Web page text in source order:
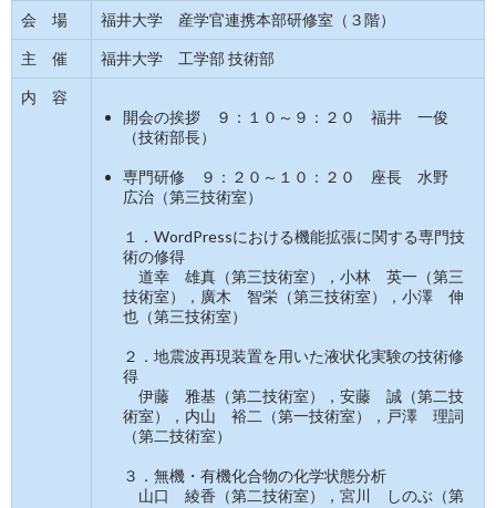
会 場 福井大学 産学官連携本部研修室（３階）
主 催 福井大学 工学部 技術部
内 容
開会の挨拶 ９：１０～９：２０ 福井 一俊
（技術部長）
専門研修 ９：２０～１０：２０ 座長 水野
広治（第三技術室）
１．WordPressにおける機能拡張に関する専門技
術の修得
道幸 雄真（第三技術室），小林 英一（第三
技術室），廣木 智栄（第三技術室），小澤 伸
也（第三技術室）
２．地震波再現装置を用いた液状化実験の技術修
得
伊藤 雅基（第二技術室），安藤 誠（第二技
術室），内山 裕二（第一技術室），戸澤 理詞
（第二技術室）
３．無機・有機化合物の化学状態分析
山口 綾香（第二技術室），宮川 しのぶ（第